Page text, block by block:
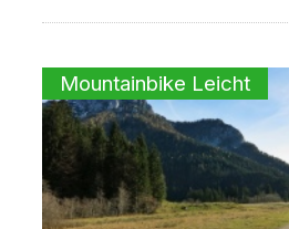
Mountainbike Leicht